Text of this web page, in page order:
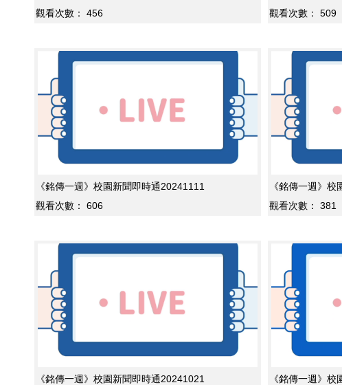
觀看次數：
456
觀看次數：
509
《銘傳一週》校園新聞即時通20241111
觀看次數：
606
《銘傳一週》
觀看次數：
381
《銘傳一週》校園新聞即時通20241021
《銘傳一週》